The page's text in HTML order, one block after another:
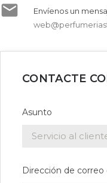

Envíenos un
CONTACTE
Asunto
Dirección de